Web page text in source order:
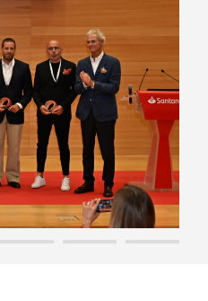
reforçam o peso da
As empresas